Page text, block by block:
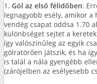
1. Gól az első félidőben:
legnagyobb esély, amikor a
vendég csapat oddsa 1.70
különbséget sejtet a
így valószínűleg az egyik
gólratörően játszik, és ha
is talál a nála gyengébb
(zárójelben az esélyesebb